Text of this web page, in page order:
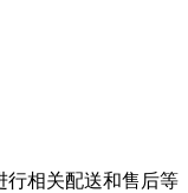
行相关配送和售后等